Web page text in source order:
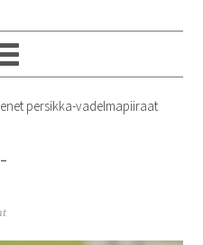
persikka-vadelmapiiraat